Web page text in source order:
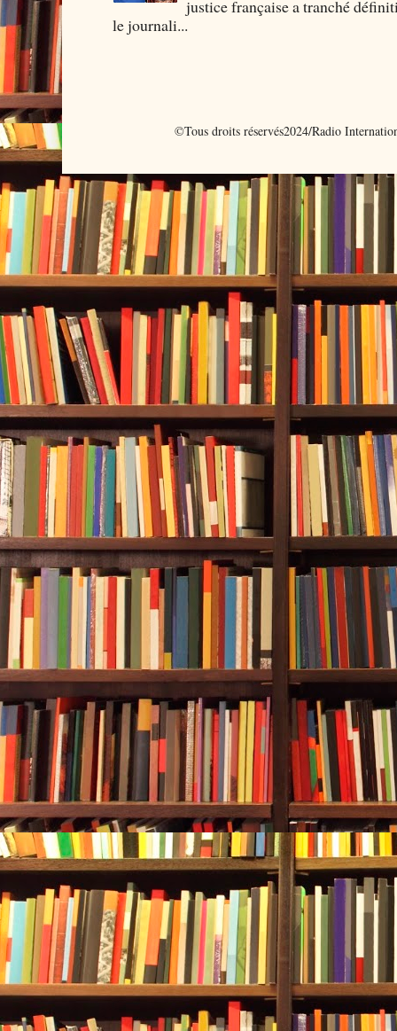
justice française a tranché
le journali...
©Tous droits réservés2024/Radio